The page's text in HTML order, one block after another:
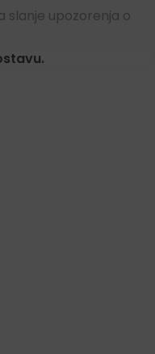
slanje upozorenja o